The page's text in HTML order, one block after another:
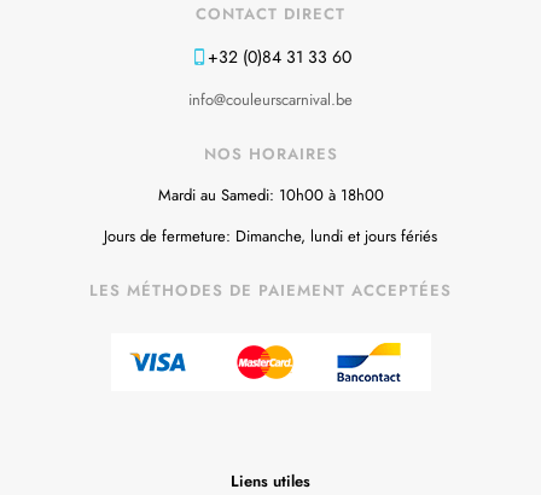
CONTACT DIRECT
+32 (0)84 31 33 60
info@couleurscarnival.be
NOS HORAIRES
Mardi au Samedi: 10h00 à 18h00
Jours de fermeture: Dimanche, lundi et jours fériés
LES MÉTHODES DE PAIEMENT ACCEPTÉES
Liens utiles